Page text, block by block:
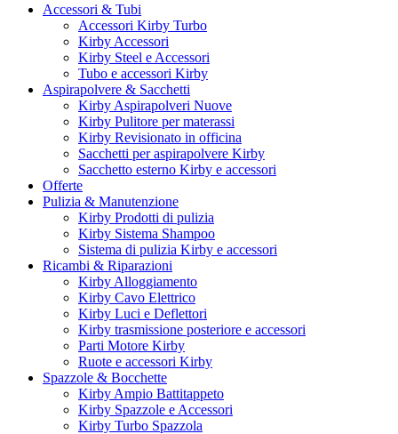
Accessori & Tubi
Accessori Kirby Turbo
Kirby Accessori
Kirby Steel e Accessori
Tubo e accessori Kirby
Aspirapolvere & Sacchetti
Kirby Aspirapolveri Nuove
Kirby Pulitore per materassi
Kirby Revisionato in officina
Sacchetti per aspirapolvere Kirby
Sacchetto esterno Kirby e accessori
Offerte
Pulizia & Manutenzione
Kirby Prodotti di pulizia
Kirby Sistema Shampoo
Sistema di pulizia Kirby e accessori
Ricambi & Riparazioni
Kirby Alloggiamento
Kirby Cavo Elettrico
Kirby Luci e Deflettori
Kirby trasmissione posteriore e accessori
Parti Motore Kirby
Ruote e accessori Kirby
Spazzole & Bocchette
Kirby Ampio Battitappeto
Kirby Spazzole e Accessori
Kirby Turbo Spazzola